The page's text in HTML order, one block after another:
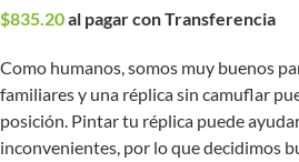
$835.20al pagar con Transferencia
Como humanos, somos muy buenos
familiares y una réplica sin camuflar
posición. Pintar tu réplica puede
inconvenientes, por lo que decidimos